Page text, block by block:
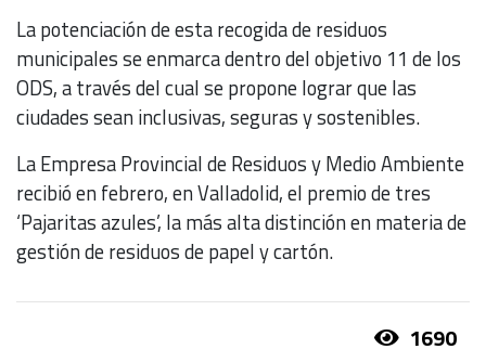
La potenciación de esta recogida de residuos
municipales se enmarca dentro del objetivo 11 de los
ODS, a través del cual se propone lograr que las
ciudades sean inclusivas, seguras y sostenibles.
La Empresa Provincial de Residuos y Medio Ambiente
recibió en febrero, en Valladolid, el premio de tres
‘Pajaritas azules’, la más alta distinción en materia de
gestión de residuos de papel y cartón.
1690